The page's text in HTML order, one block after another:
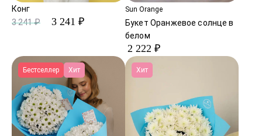
Конг
3 241 ₽
3 241 ₽
Sun Orange
Букет Оранжевое солнце в
белом
2 222 ₽
Бестселлер Хит Хит